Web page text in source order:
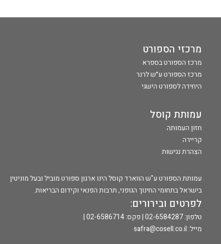
מרכזי הספורט
מרכז הספורט בספרא
מרכז הספורט ע״ש לרנר
היחידה לספורט הישגי
עמותת קוסל
חזון העמותה
קריירה
הצהרת נגישות
עמותת הספורט ע"ש הווארד קוסל הינו ארגון ספורט מוביל ובעל מוניטין
בישראל בתחומי החינוך הגופני, תרבות הפנאי וקידום הבריאות.
לפרטים ובירורים:
טלפון: 02-6584287 | פקס: 02-6586714 |
מייל: safra@cosell.co.il